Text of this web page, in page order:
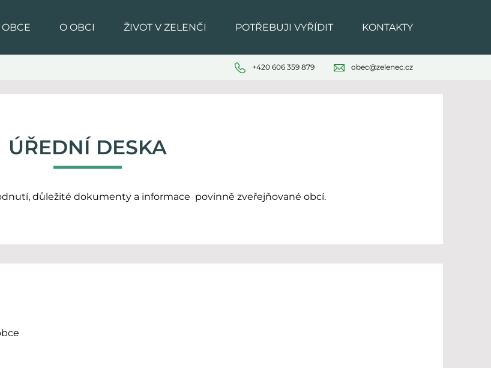
OBCE O OBCI ŽIVOT V ZELENČI POTŘEBUJI VYŘÍDIT KONTAKTY
+420 606 359 879 obec@zelenec.cz
ÚŘEDNÍ DESKA
důležité dokumenty a informace povinně zveřejňované obcí.